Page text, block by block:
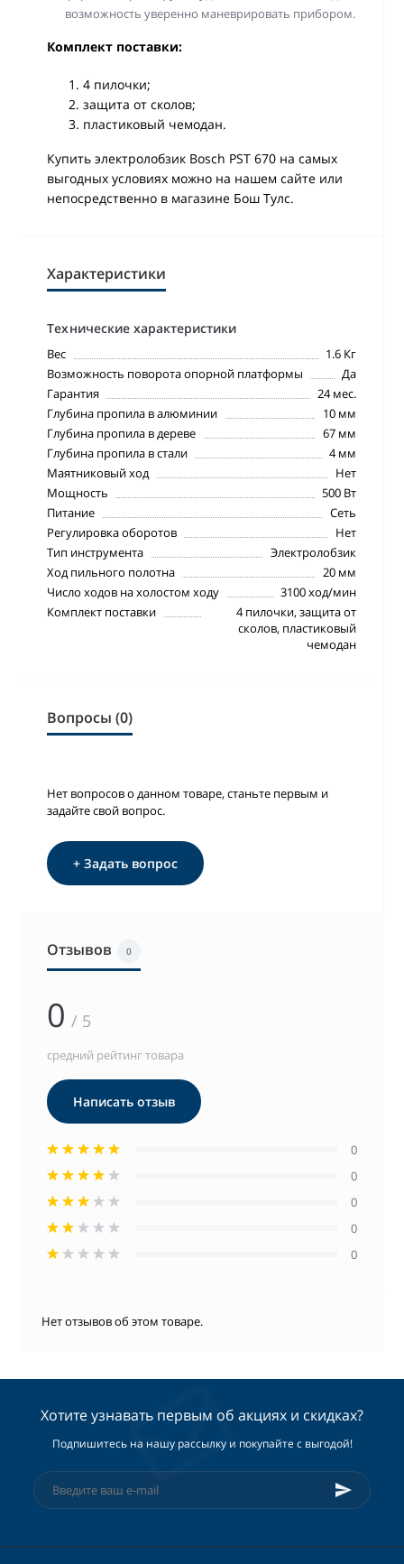
возможность уверенно маневрировать прибором.
Комплект поставки:
4 пилочки;
защита от сколов;
пластиковый чемодан.
Купить электролобзик Bosch PST 670 на самых
выгодных условиях можно на нашем сайте или
непосредственно в магазине Бош Тулс.
Характеристики
Технические характеристики
Вес
1.6 Кг
Возможность поворота опорной платформы
Да
Гарантия
24 мес.
Глубина пропила в алюминии
10 мм
Глубина пропила в дереве
67 мм
Глубина пропила в стали
4 мм
Маятниковый ход
Нет
Мощность
500 Вт
Питание
Сеть
Регулировка оборотов
Нет
Тип инструмента
Электролобзик
Ход пильного полотна
20 мм
Число ходов на холостом ходу
3100 ход/мин
Комплект поставки
4 пилочки, защита от
сколов, пластиковый
чемодан
Вопросы (0)
Нет вопросов о данном товаре, станьте первым и
задайте свой вопрос.
+ Задать вопрос
Отзывов 0
0 / 5
средний рейтинг товара
Написать отзыв
0
0
0
0
0
Нет отзывов об этом товаре.
Хотите узнавать первым об акциях и скидках?
Подпишитесь на нашу рассылку и покупайте с выгодой!